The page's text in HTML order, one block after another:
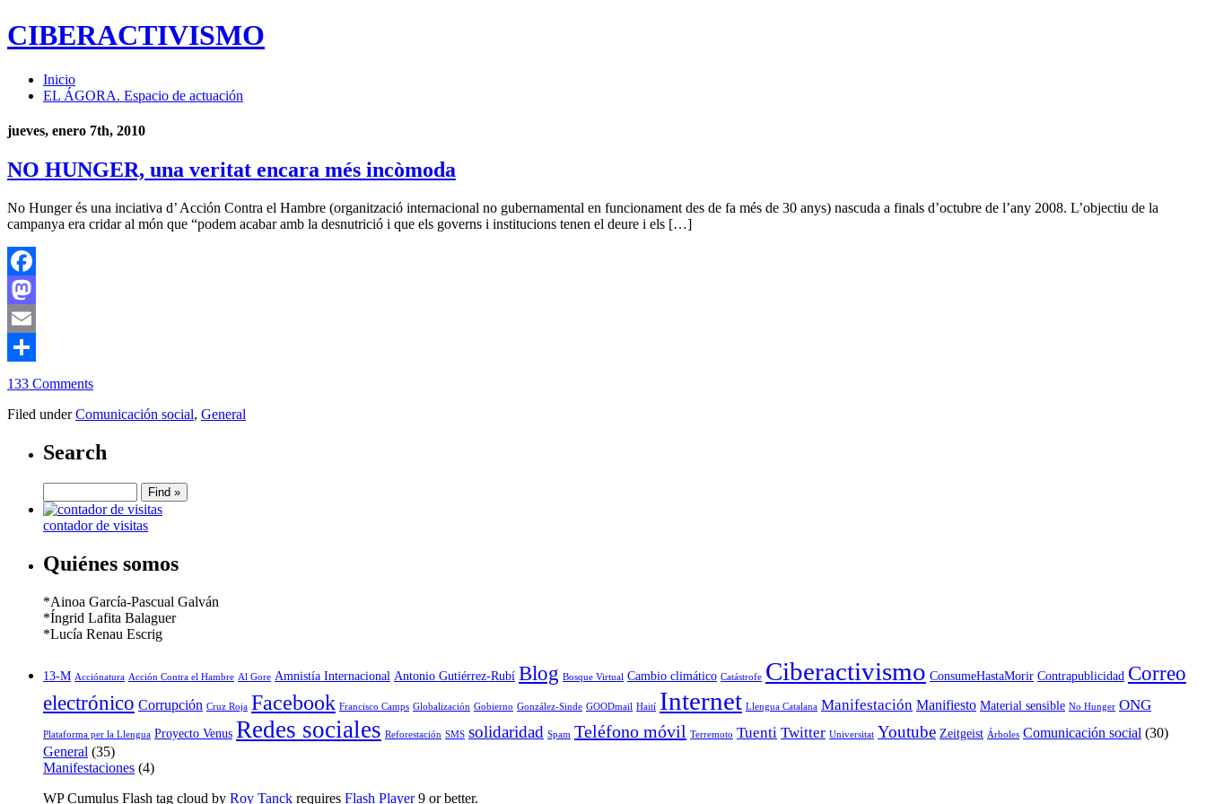
CIBERACTIVISMO
Inicio
EL ÁGORA. Espacio de actuación
jueves, enero 7th, 2010
NO HUNGER, una veritat encara més incòmoda
No Hunger és una inciativa d’ Acción Contra el Hambre (organització internacional no gubernamental en funcionament des de fa més de 30 anys) nascuda a finals d’octubre de l’any 2008. L’objectiu de la
campanya era cridar al món que “podem acabar amb la desnutrició i que els governs i institucions tenen el deure i els […]
Facebook
Mastodon
Email
Compartir
133 Comments
Filed underComunicación social, General
Search
contador de visitas
Quiénes somos
*Ainoa García-Pascual Galván
*Íngrid Lafita Balaguer
*Lucía Renau Escrig
13-M Acciónatura Acción Contra el Hambre Al Gore Amnistía Internacional Antonio Gutiérrez-Rubí Blog Bosque Virtual Cambio climático Catástrofe Ciberactivismo ConsumeHastaMorir Contrapublicidad Correo
electrónico Corrupción Cruz Roja Facebook Francisco Camps Globalización Gobierno González-Sinde GOODmail Haití Internet Llengua Catalana Manifestación Manifiesto Material sensible No Hunger ONG
Plataforma per la Llengua Proyecto Venus Redes sociales Reforestación SMS solidaridad Spam Teléfono móvil Terremoto Tuenti Twitter Universitat Youtube Zeitgeist Árboles Comunicación social (30)
General (35)
Manifestaciones (4)
WP Cumulus Flash tag cloud by Roy Tanck requires Flash Player9 or better.